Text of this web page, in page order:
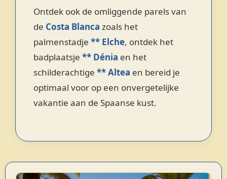
Ontdek ook de omliggende parels van
de Costa Blanca zoals het
palmenstadje ** Elche, ontdek het
badplaatsje ** Dénia en het
schilderachtige ** Altea en bereid je
optimaal voor op een onvergetelijke
vakantie aan de Spaanse kust.